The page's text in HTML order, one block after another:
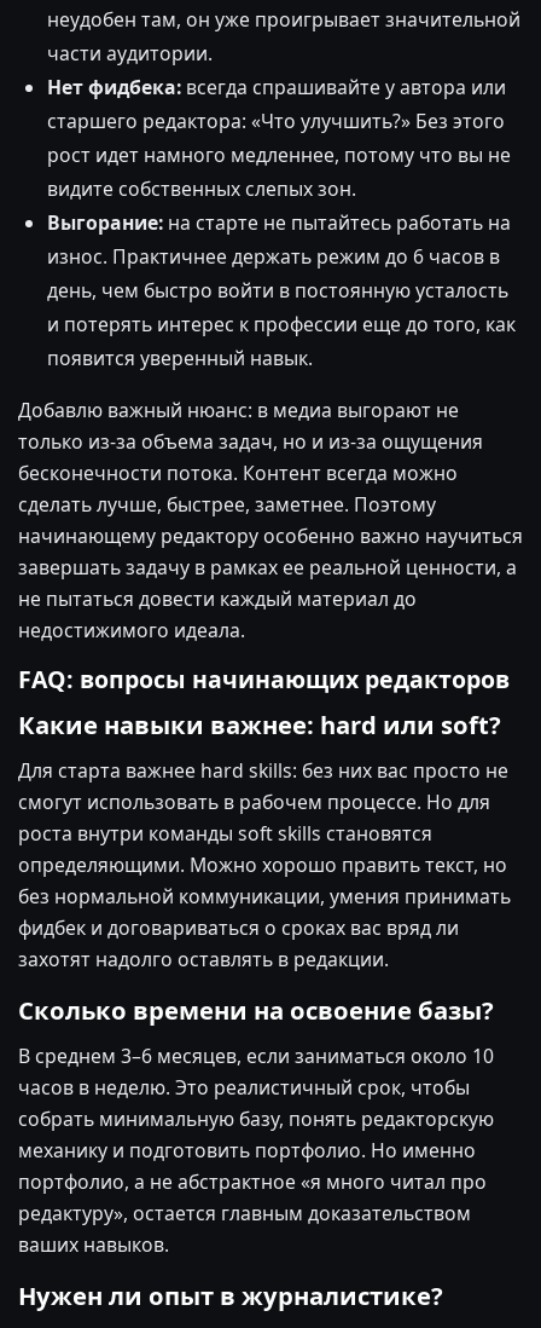
неудобен там, он уже проигрывает значительной
части аудитории.
Нет фидбека:всегда спрашивайте у автора или
старшего редактора: «Что улучшить?» Без этого
рост идет намного медленнее, потому что вы не
видите собственных слепых зон.
Выгорание:на старте не пытайтесь работать на
износ. Практичнее держать режим до 6 часов в
день, чем быстро войти в постоянную усталость
и потерять интерес к профессии еще до того, как
появится уверенный навык.
Добавлю важный нюанс: в медиа выгорают не
только из-за объема задач, но и из-за ощущения
бесконечности потока. Контент всегда можно
сделать лучше, быстрее, заметнее. Поэтому
начинающему редактору особенно важно научиться
завершать задачу в рамках ее реальной ценности, а
не пытаться довести каждый материал до
недостижимого идеала.
FAQ: вопросы начинающих редакторов
Какие навыки важнее: hard или soft?
Для старта важнее hard skills: без них вас просто не
смогут использовать в рабочем процессе. Но для
роста внутри команды soft skills становятся
определяющими. Можно хорошо править текст, но
без нормальной коммуникации, умения принимать
фидбек и договариваться о сроках вас вряд ли
захотят надолго оставлять в редакции.
Сколько времени на освоение базы?
В среднем 3–6 месяцев, если заниматься около 10
часов в неделю. Это реалистичный срок, чтобы
собрать минимальную базу, понять редакторскую
механику и подготовить портфолио. Но именно
портфолио, а не абстрактное «я много читал про
редактуру», остается главным доказательством
ваших навыков.
Нужен ли опыт в журналистике?